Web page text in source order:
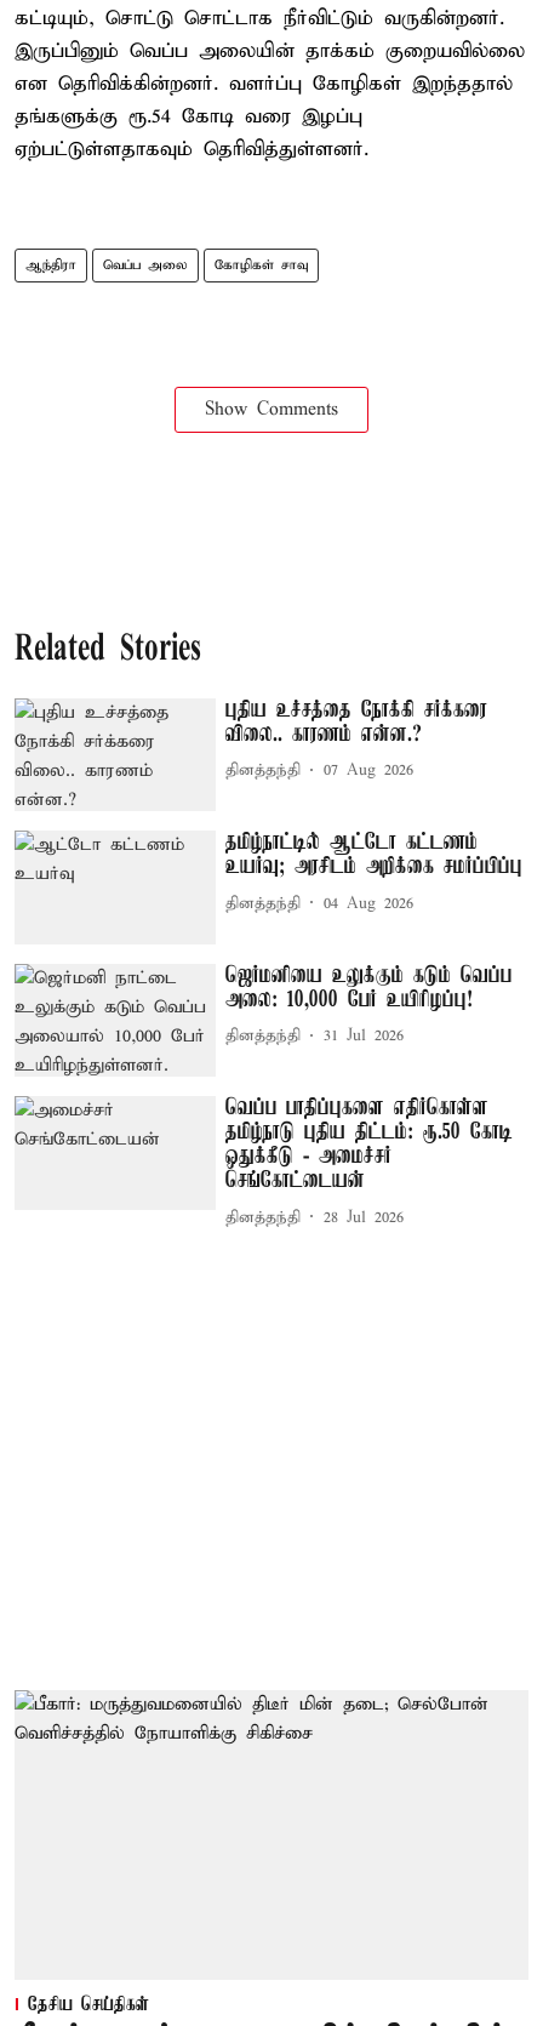
கட்டியும், சொட்டு சொட்டாக நீர்விட்டும் வருகின்றனர்.
இருப்பினும் வெப்ப அலையின் தாக்கம் குறையவில்லை
என தெரிவிக்கின்றனர். வளர்ப்பு கோழிகள் இறந்ததால்
தங்களுக்கு ரூ.54 கோடி வரை இழப்பு
ஏற்பட்டுள்ளதாகவும் தெரிவித்துள்ளனர்.
ஆந்திரா வெப்ப அலை கோழிகள் சாவு
Show Comments
Related Stories
புதிய உச்சத்தை நோக்கி சர்க்கரை
விலை.. காரணம் என்ன.?
தினத்தந்தி 07 Aug 2026
தமிழ்நாட்டில் ஆட்டோ கட்டணம்
உயர்வு; அரசிடம் அறிக்கை சமர்ப்பிப்பு
தினத்தந்தி 04 Aug 2026
ஜெர்மனியை உலுக்கும் கடும் வெப்ப
அலை: 10,000 பேர் உயிரிழப்பு!
தினத்தந்தி 31 Jul 2026
வெப்ப பாதிப்புகளை எதிர்கொள்ள
தமிழ்நாடு புதிய திட்டம்: ரூ.50 கோடி
ஒதுக்கீடு - அமைச்சர்
செங்கோட்டையன்
தினத்தந்தி 28 Jul 2026
தேசிய செய்திகள்